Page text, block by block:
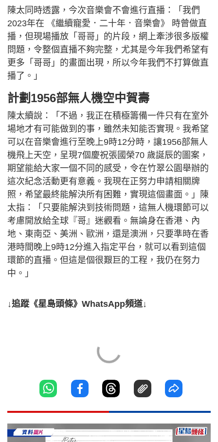
陳太同時透露，今次音樂會不會進行直播：「我們
2023年在 《繼續寵愛．二十年．音樂會》 時曾做直
播，但現場播放「哥哥」的片段，網上牽涉很多版權
問題，令整個直播不夠完整，尤其是今年我們希望有
更多「哥哥」的畫面出現，所以今年我們不打算做直
播了。」
計劃1956部無人機空中賀壽
陳太續說：「不過，我正在積極籌備一件只有在室外
場地才有可能做到的事，雖然未知能否實現。我希望
可以在音樂會進行至晚上9時12分時，讓1956部無人
機飛上天空，呈現7個慶祝張國榮70 歲誕辰的圖案，
期望能給大家一個不同的感受，令在竹翠公園舉辦的
這次紀念活動更有意義。我現在正努力申請相關牌
照，希望最終能解決所有困難，實現這個畫面。」陳
太指：「只要能解決到技術問題，這無人機環節可以
考慮開放給全球『哥』迷觀看。無論身在香港、內
地、東南亞、美洲、歐洲，還是澳洲，只要準時在香
港時間晚上9時12分進入指定平台，就可以看到這個
環節的直播。但這是個很艱巨的工程，我仍在努力
中。」
↓追蹤《星島頭條》WhatsApp頻道↓